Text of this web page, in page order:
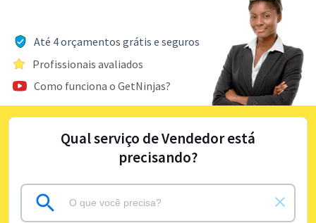
Até 4 orçamentos grátis e seguros
Profissionais avaliados
Como funciona o GetNinjas?
Qual serviço de Vendedor está
precisando?